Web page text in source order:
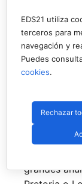
hierro el
enFede
sublimes.
época por
ya
forma, son
esa
Una
grandes
EDS21 utiliza
terceros para
navegación y
Puedes
cookies.
Rechazar